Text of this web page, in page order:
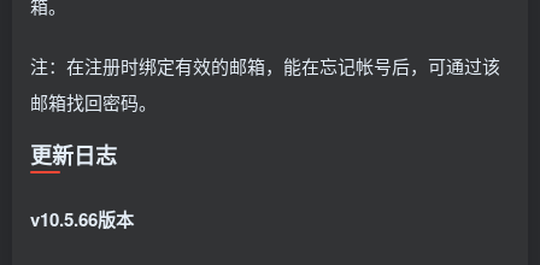
箱。
注：在注册时绑定有效的邮箱，能在忘记帐号后，可通过该
邮箱找回密码。
更新日志
v10.5.66版本